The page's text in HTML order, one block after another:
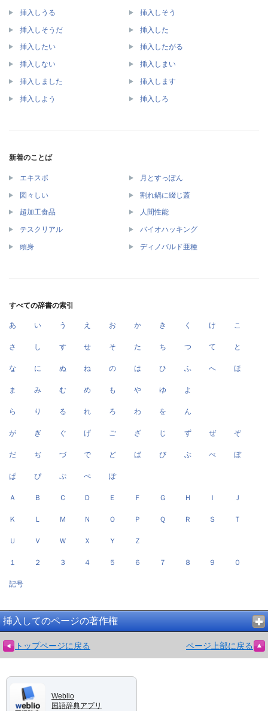
挿入しうる 挿入しそう
挿入しそうだ 挿入した
挿入したい 挿入したがる
挿入しない 挿入しまい
挿入しました 挿入します
挿入しよう 挿入しろ
新着のことば
エキスポ 月とすっぽん
図々しい 割れ鍋に綴じ蓋
超加工食品 人間性能
テスクリアル バイオハッキング
頭身 ディノバルド亜種
すべての辞書の索引
あ い う え お か き く け こ
さ し す せ そ た ち つ て と
な に ぬ ね の は ひ ふ へ ほ
ま み む め も や ゆ よ
ら り る れ ろ わ を ん
が ぎ ぐ げ ご ざ じ ず ぜ ぞ
だ ぢ づ で ど ば び ぶ べ ぼ
ぱ ぴ ぷ ぺ ぽ
Ａ Ｂ Ｃ Ｄ Ｅ Ｆ Ｇ Ｈ Ｉ Ｊ
Ｋ Ｌ Ｍ Ｎ Ｏ Ｐ Ｑ Ｒ Ｓ Ｔ
Ｕ Ｖ Ｗ Ｘ Ｙ Ｚ
１ ２ ３ ４ ５ ６ ７ ８ ９ ０
記号
挿入してのページの著作権
トップページに戻る ページ上部に戻る
Weblio
国語辞典アプリ